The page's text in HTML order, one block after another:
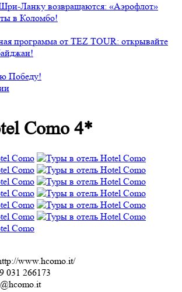
Ланку возвращаются: «Аэрофлот»
в Коломбо!
программа от TEZ TOUR: открывайте
Победу!
Como 4*
www.hcomo.it/
031 266173